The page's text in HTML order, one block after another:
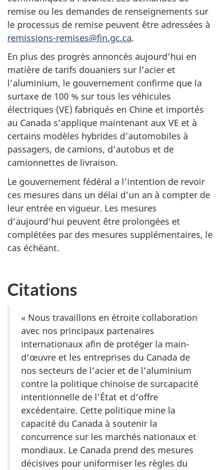
remise ou les demandes de renseignements sur
le processus de remise peuvent être adressées à
remissions-remises@fin.gc.ca.
En plus des progrès annoncés aujourd’hui en
matière de tarifs douaniers sur l’acier et
l’aluminium, le gouvernement confirme que la
surtaxe de 100 % sur tous les véhicules
électriques (VE) fabriqués en Chine et importés
au Canada s’applique maintenant aux VE et à
certains modèles hybrides d’automobiles à
passagers, de camions, d’autobus et de
camionnettes de livraison.
Le gouvernement fédéral a l’intention de revoir
ces mesures dans un délai d’un an à compter de
leur entrée en vigueur. Les mesures
d’aujourd’hui peuvent être prolongées et
complétées par des mesures supplémentaires, le
cas échéant.
Citations
« Nous travaillons en étroite collaboration
avec nos principaux partenaires
internationaux afin de protéger la main-
d’œuvre et les entreprises du Canada de
nos secteurs de l’acier et de l’aluminium
contre la politique chinoise de surcapacité
intentionnelle de l’État et d’offre
excédentaire. Cette politique mine la
capacité du Canada à soutenir la
concurrence sur les marchés nationaux et
mondiaux. Le Canada prend des mesures
décisives pour uniformiser les règles du